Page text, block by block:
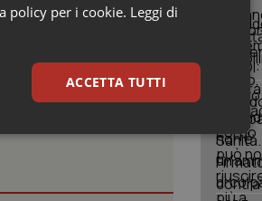
policy per i cookie. Leggi di
ACCETTA TUTTI
Marketing